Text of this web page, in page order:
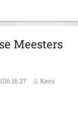
Meesters
16:37
Kees